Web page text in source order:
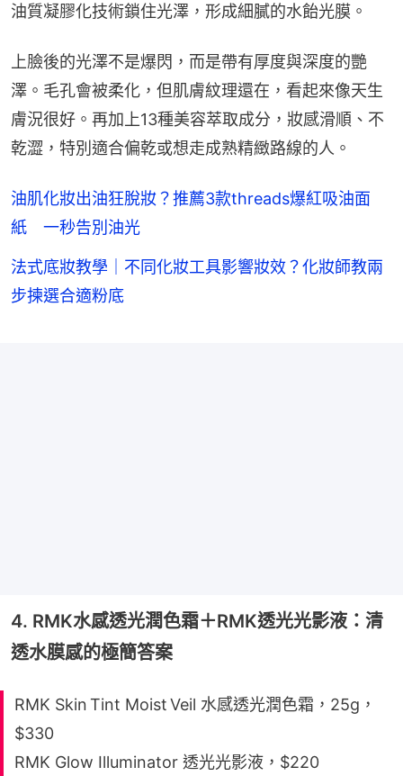
油質凝膠化技術鎖住光澤，形成細膩的水飴光膜。
上臉後的光澤不是爆閃，而是帶有厚度與深度的艷
澤。毛孔會被柔化，但肌膚紋理還在，看起來像天生
膚況很好。再加上13種美容萃取成分，妝感滑順、不
乾澀，特別適合偏乾或想走成熟精緻路線的人。
油肌化妝出油狂脫妝？推薦3款threads爆紅吸油面
紙 一秒告別油光
法式底妝教學｜不同化妝工具影響妝效？化妝師教兩
步揀選合適粉底
4. RMK水感透光潤色霜＋RMK透光光影液：清
透水膜感的極簡答案
RMK Skin Tint Moist Veil 水感透光潤色霜，25g，
$330
RMK Glow Illuminator 透光光影液，$220